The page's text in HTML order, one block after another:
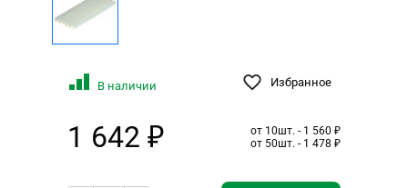
В наличии Избранное
1 642 ₽
от 10шт. - 1 560 ₽
от 50шт. - 1 478 ₽